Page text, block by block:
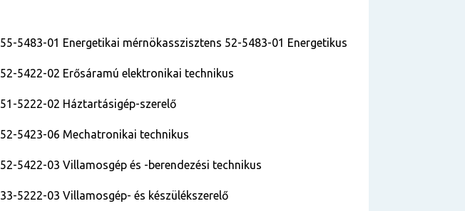
55-5483-01 Energetikai mérnökasszisztens 52-5483-01 Energetikus
52-5422-02 Erősáramú elektronikai technikus
51-5222-02 Háztartásigép-szerelő
52-5423-06 Mechatronikai technikus
52-5422-03 Villamosgép és -berendezési technikus
33-5222-03 Villamosgép- és készülékszerelő